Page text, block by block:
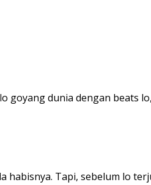
goyang dunia dengan beats
habisnya. Tapi, sebelum lo